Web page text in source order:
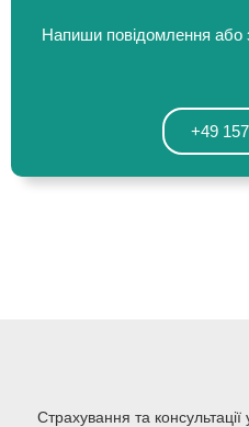
Напиши повідомлення
+49
Страхування та